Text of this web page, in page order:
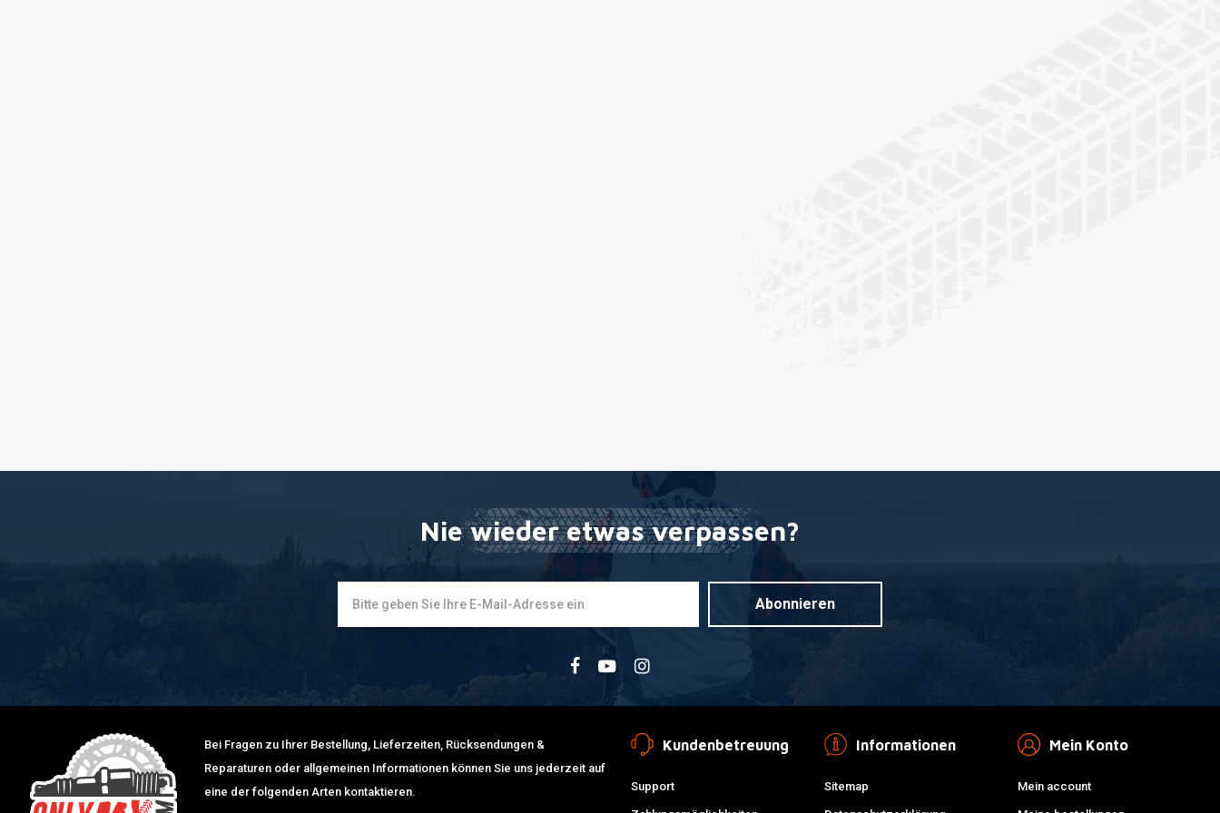
Nie wieder etwas verpassen?
Abonnieren
Bei Fragen zu Ihrer Bestellung, Lieferzeiten, Rücksendungen &
Reparaturen oder allgemeinen Informationen können Sie uns jederzeit auf
eine der folgenden Arten kontaktieren.
Kundenbetreuung
Support
Informationen
Sitemap
Mein Konto
Mein account